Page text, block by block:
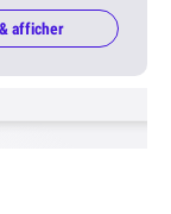
afficher